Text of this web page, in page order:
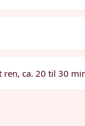
ca. 20 til 30